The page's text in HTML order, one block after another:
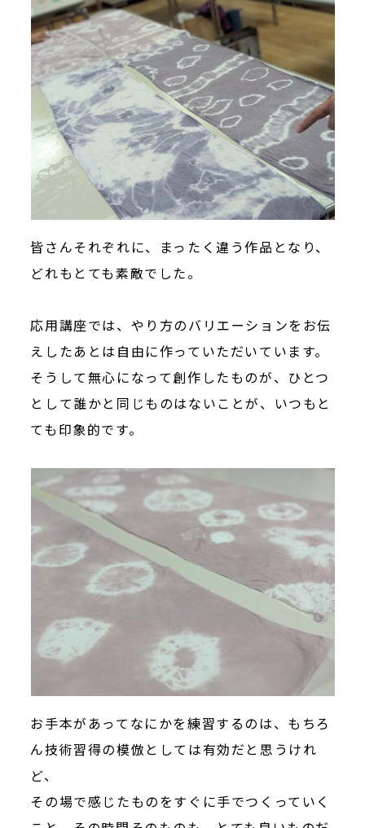
皆さんそれぞれに、まったく違う作品となり、
どれもとても素敵でした。
応用講座では、やり方のバリエーションをお伝
えしたあとは自由に作っていただいています。
そうして無心になって創作したものが、ひとつ
として誰かと同じものはないことが、いつもと
ても印象的です。
お手本があってなにかを練習するのは、もちろ
ん技術習得の模倣としては有効だと思うけれ
ど、
その場で感じたものをすぐに手でつくっていく